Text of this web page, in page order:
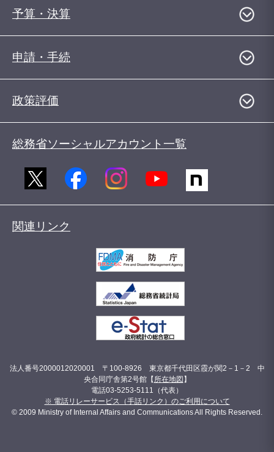
予算・決算
申請・手続
政策評価
総務省ソーシャルアカウント一覧
関連リンク
法人番号2000012020001 〒100-8926 東京都千代田区霞が関2－1－2 中
央合同庁舎第2号館【 所在地図 】
電話03-5253-5111（代表）
※ 電話リレーサービス（手話リンク）のご利用について
© 2009 Ministry of Internal Affairs and Communications All Rights Reserved.